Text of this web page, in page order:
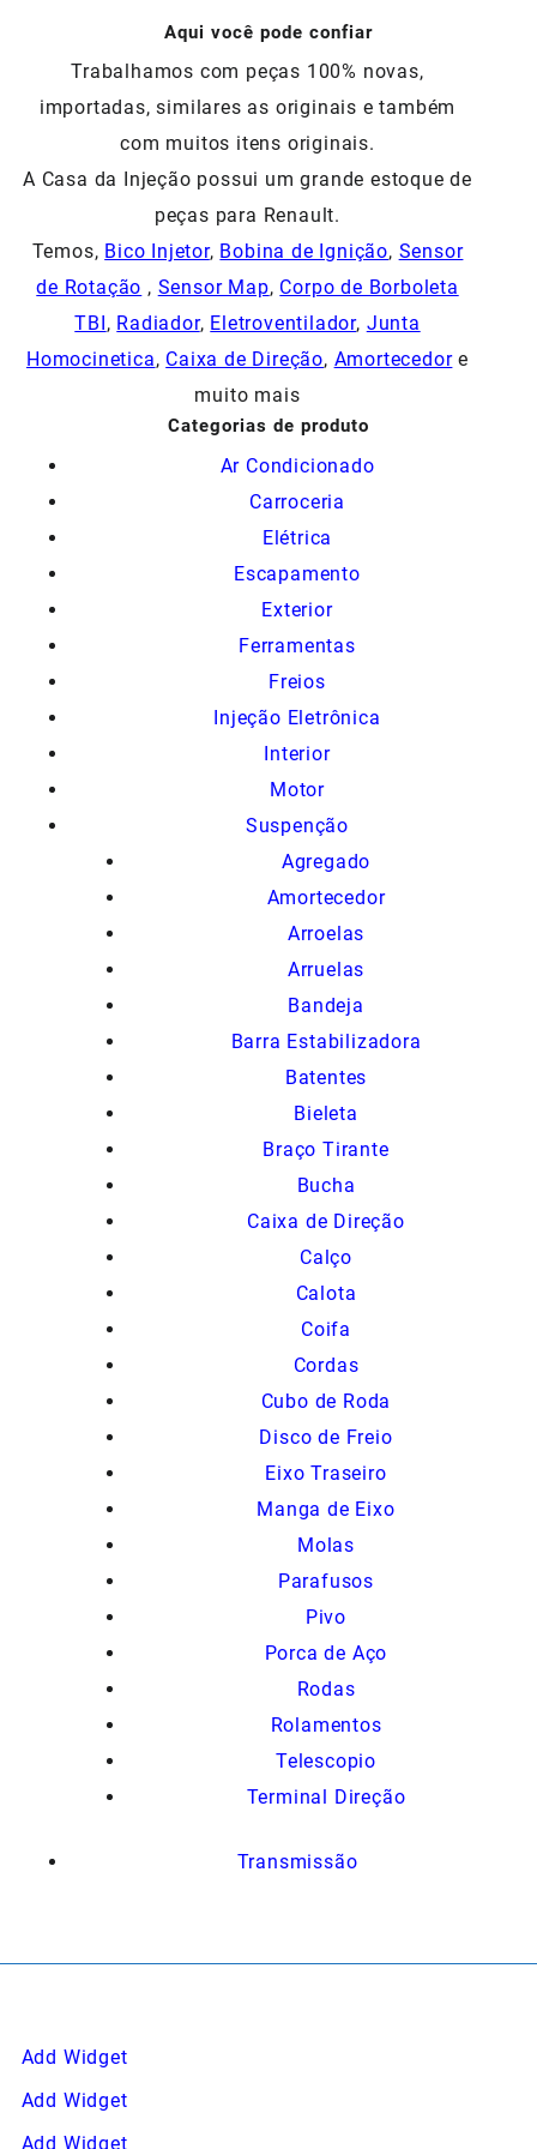
Aqui você pode confiar
Trabalhamos com peças 100% novas,
importadas, similares as originais e também
com muitos itens originais.
A Casa da Injeção possui um grande estoque de
peças para Renault.
Temos, Bico Injetor, Bobina de Ignição, Sensor
de Rotação , Sensor Map, Corpo de Borboleta
TBI , Radiador, Eletroventilador, Junta
Homocinetica, Caixa de Direção, Amortecedore
muito mais
Categorias de produto
Ar Condicionado
Carroceria
Elétrica
Escapamento
Exterior
Ferramentas
Freios
Injeção Eletrônica
Interior
Motor
Suspenção
Agregado
Amortecedor
Arroelas
Arruelas
Bandeja
Barra Estabilizadora
Batentes
Bieleta
Braço Tirante
Bucha
Caixa de Direção
Calço
Calota
Coifa
Cordas
Cubo de Roda
Disco de Freio
Eixo Traseiro
Manga de Eixo
Molas
Parafusos
Pivo
Porca de Aço
Rodas
Rolamentos
Telescopio
Terminal Direção
Transmissão
Add Widget
Add Widget
Add Widget